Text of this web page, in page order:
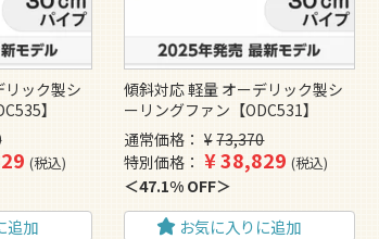
リック製シ
】
税込
追加
傾斜対応 軽量 オーデリック製シ
ーリングファン【ODC531】
通常価格
¥ 73,370
特別価格
¥38,829 税込
47.1% OFF
お気に入りに追加